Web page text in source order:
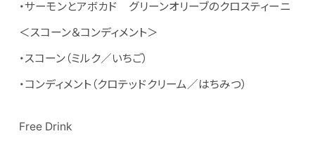
・サーモンとアボカド グリーンオリーブのクロスティーニ
＜スコーン＆コンディメント＞
・スコーン（ミルク／いちご）
・コンディメント（クロテッドクリーム／はちみつ）
Free Drink